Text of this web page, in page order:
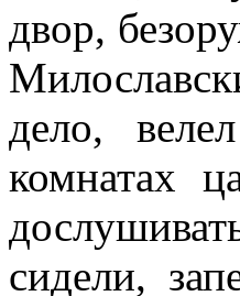
двор,
дело,
комнатах
сидели,